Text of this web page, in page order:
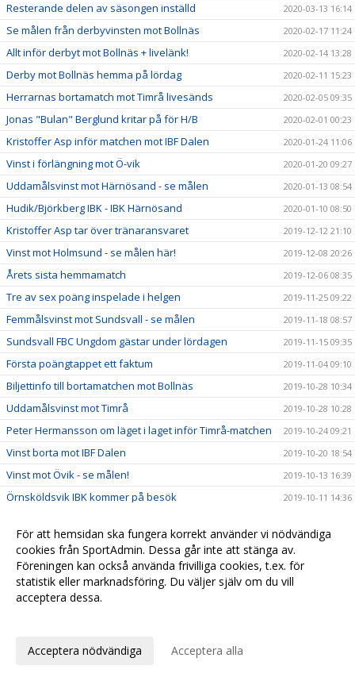
Resterande delen av säsongen inställd 2020-03-13 16:14
Se målen från derbyvinsten mot Bollnäs 2020-02-17 11:24
Allt inför derbyt mot Bollnäs + livelänk! 2020-02-14 13:28
Derby mot Bollnäs hemma på lördag 2020-02-11 15:23
Herrarnas bortamatch mot Timrå livesänds 2020-02-05 09:35
Jonas "Bulan" Berglund kritar på för H/B 2020-02-01 00:23
Kristoffer Asp inför matchen mot IBF Dalen 2020-01-24 11:06
Vinst i förlängning mot Ö-vik 2020-01-20 09:27
Uddamålsvinst mot Härnösand - se målen 2020-01-13 08:54
Hudik/Björkberg IBK - IBK Härnösand 2020-01-10 08:50
Kristoffer Asp tar över tränaransvaret 2019-12-12 21:10
Vinst mot Holmsund - se målen här! 2019-12-08 20:26
Årets sista hemmamatch 2019-12-06 08:35
Tre av sex poäng inspelade i helgen 2019-11-25 09:22
Femmålsvinst mot Sundsvall - se målen 2019-11-18 08:57
Sundsvall FBC Ungdom gästar under lördagen 2019-11-15 09:35
Första poängtappet ett faktum 2019-11-04 09:10
Biljettinfo till bortamatchen mot Bollnäs 2019-10-28 10:34
Uddamålsvinst mot Timrå 2019-10-28 10:28
Peter Hermansson om läget i laget inför Timrå-matchen 2019-10-24 09:21
Vinst borta mot IBF Dalen 2019-10-20 18:54
Vinst mot Övik - se målen! 2019-10-13 16:39
Örnsköldsvik IBK kommer på besök 2019-10-11 14:36
Dubbla vinster under premiärhelgen - se målen 2019-09-29 17:05
Digitala matchprogram 2019-09-25 14:39
Peter Hermansson inför premiärhelgen 2019-09-25 09:01
Alla hemmamatcher livesänds!
Förlust i träningsmatchen mot Sandviken
För att hemsidan ska fungera korrekt använder vi nödvändiga
cookies från SportAdmin. Dessa går inte att stänga av.
Föreningen kan också använda frivilliga cookies, t.ex. för
statistik eller marknadsföring. Du väljer själv om du vill
acceptera dessa.
Acceptera nödvändiga Acceptera alla